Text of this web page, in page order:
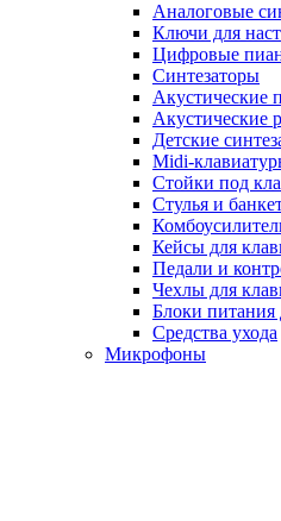
Аналоговые
Ключи для
Цифровые
Синтезаторы
Акустические
Акустические
Детские
Midi-
Стойки под
Стулья и
Кейсы для
Педали и
Чехлы для
Блоки
Средства ухода
Микрофоны